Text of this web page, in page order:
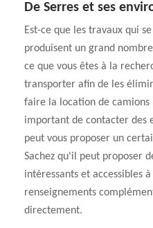
De Serres et ses
Est-ce que les travaux qui
produisent un grand
ce que vous êtes à la
transporter afin de les
faire la location de camions
important de contacter des
peut vous proposer un
Sachez qu'il peut proposer
intéressants et accessibles
renseignements
directement.